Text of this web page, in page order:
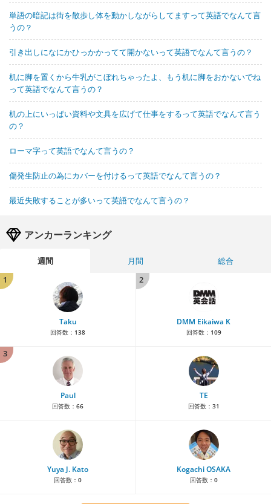
単語の暗記は街を散歩し体を動かしながらしてますって英語でなんて言
うの？
引き出しになにかひっかかってて開かないって英語でなんて言うの？
机に脚を置くから牛乳がこぼれちゃったよ、もう机に脚をおかないでね
って英語でなんて言うの？
机の上にいっぱい資料や文具を広げて仕事をするって英語でなんて言う
の？
ローマ字って英語でなんて言うの？
傷発生防止の為にカバーを付けるって英語でなんて言うの？
最近失敗することが多いって英語でなんて言うの？
アンカーランキング
週間 月間
総合
1
Taku
回答数： 138
2
DMM Eikaiwa K
回答数： 109
3
Paul
回答数： 66
TE
回答数： 31
Yuya J. Kato
回答数： 0
Kogachi OSAKA
回答数： 0